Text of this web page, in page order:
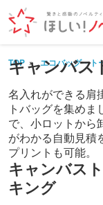
TOP エコバッグ・ト
キャンバス
名入れができる肩
トバッグを集め
で、小ロットから
がわかる自動見積
プリントも可能。
キャンバス
キング